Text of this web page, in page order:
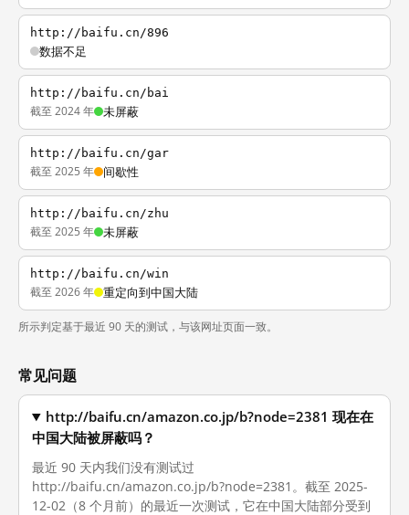
http://baifu.cn/896
数据不足
http://baifu.cn/bai
截至 2024 年 未屏蔽
http://baifu.cn/gar
截至 2025 年 间歇性
http://baifu.cn/zhu
截至 2025 年 未屏蔽
http://baifu.cn/win
截至 2026 年 重定向到中国大陆
所示判定基于最近 90 天的测试，与该网址页面一致。
常见问题
http://baifu.cn/amazon.co.jp/b?node=2381 现在在
中国大陆被屏蔽吗？
最近 90 天内我们没有测试过
http://baifu.cn/amazon.co.jp/b?node=2381。截至 2025-
12-02（8 个月前）的最近一次测试，它在中国大陆部分受到